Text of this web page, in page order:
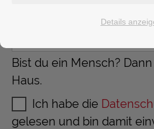
Bist du ein Mensch?
Haus.
Ich habe die
gelesen und bin damit
Details